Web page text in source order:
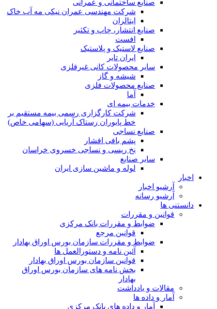
صنایع ساختمانی و عمرانی
شرکت مهندسی عمران نیکی مه آب خاک
ایتالران
صنایع انتشار، چاپ و تکثير
افست
صنایع لاستیک و پلاستیک
ایران تایر
ساير محصولات كانی غيرفلزی
شیشه و گاز
صنایع محصولات فلزی
آما
خدمات بیمه ای
شرکت کارگزاری رسمی بیمه مستقیم بر
خط پایوران رستاک آریایی (سهامی خاص)
صنایع نساجی
پشم بافی افشار
نخ ریسی و نساجی خسروی خراسان
سایر صنایع
لوله و ماشین سازی ایران
اخبار
آرشیو اخبار
آرشیو رسانه
دانستنی ها
قوانین و مقررات
ضوابط و مقررات بانک مرکزی
قوانين مرجع
ضوابط و مقررات سازمان بورس اوراق بهادار
آئین نامه و دستورالعمل ها
قوانین سازمان بورس اوراق بهادار
بخش نامه های سازمان بورس اوراق
بهادار
مقالات و یادداشت
آمار و داده ها
آمار و داده های بانک مرکزی